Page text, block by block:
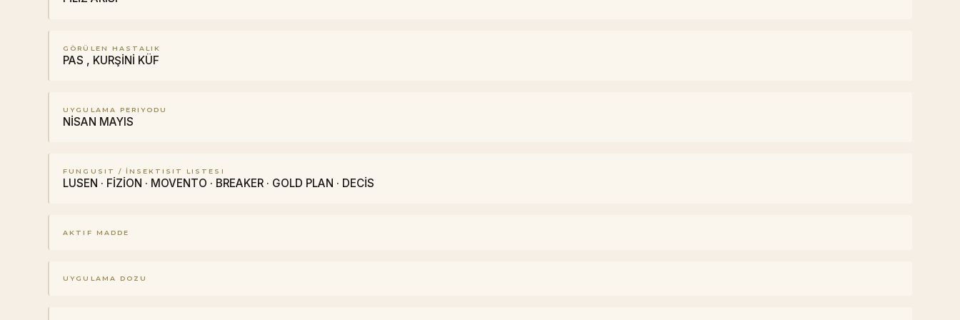
GÖRÜLEN HASTALIK
PAS , KURŞİNİ KÜF
UYGULAMA PERIYODU
NİSAN MAYIS
FUNGUSIT / İNSEKTISIT LISTESI
LUSEN · FİZİON · MOVENTO · BREAKER · GOLD PLAN · DECİS
AKTIF MADDE
UYGULAMA DOZU